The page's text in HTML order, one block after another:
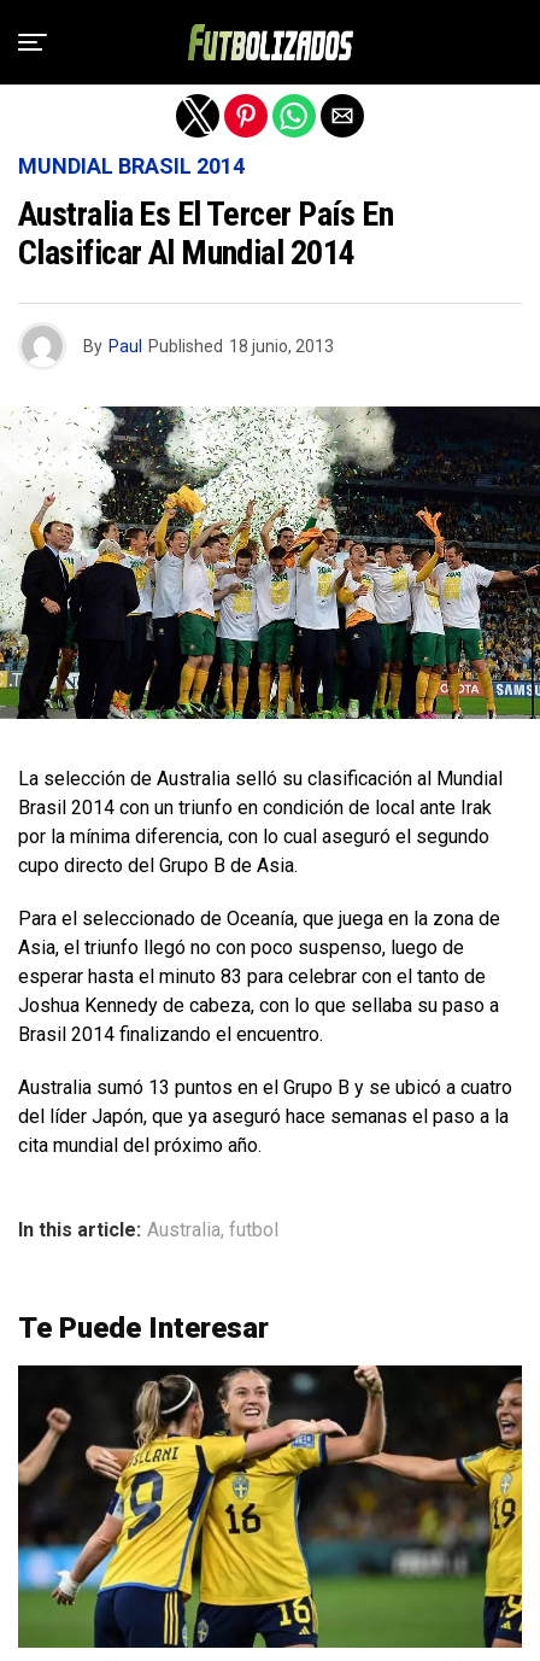
MUNDIAL BRASIL 2014
Australia Es El Tercer País En
Clasificar Al Mundial 2014
By Paul Published 18 junio, 2013
La selección de Australia selló su clasificación al Mundial
Brasil 2014 con un triunfo en condición de local ante Irak
por la mínima diferencia, con lo cual aseguró el segundo
cupo directo del Grupo B de Asia.
Para el seleccionado de Oceanía, que juega en la zona de
Asia, el triunfo llegó no con poco suspenso, luego de
esperar hasta el minuto 83 para celebrar con el tanto de
Joshua Kennedy de cabeza, con lo que sellaba su paso a
Brasil 2014 finalizando el encuentro.
Australia sumó 13 puntos en el Grupo B y se ubicó a cuatro
del líder Japón, que ya aseguró hace semanas el paso a la
cita mundial del próximo año.
In this article: Australia, futbol
Te Puede Interesar
Salir de la versión móvil